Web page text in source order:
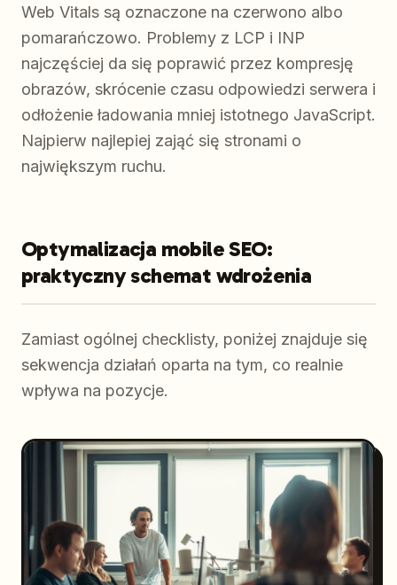
Web Vitals są oznaczone na czerwono albo
pomarańczowo. Problemy z LCP i INP
najczęściej da się poprawić przez kompresję
obrazów, skrócenie czasu odpowiedzi serwera i
odłożenie ładowania mniej istotnego JavaScript.
Najpierw najlepiej zająć się stronami o
największym ruchu.
Optymalizacja mobile SEO:
praktyczny schemat wdrożenia
Zamiast ogólnej checklisty, poniżej znajduje się
sekwencja działań oparta na tym, co realnie
wpływa na pozycje.